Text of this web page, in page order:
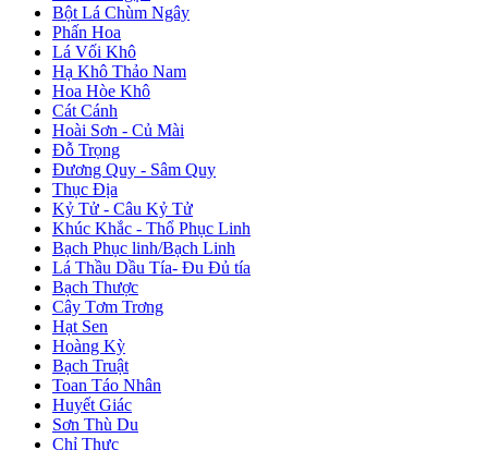
Bột Lá Chùm Ngây
Phấn Hoa
Lá Vối Khô
Hạ Khô Thảo Nam
Hoa Hòe Khô
Cát Cánh
Hoài Sơn - Củ Mài
Đỗ Trọng
Đương Quy - Sâm Quy
Thục Địa
Kỷ Tử - Câu Kỷ Tử
Khúc Khắc - Thổ Phục Linh
Bạch Phục linh/Bạch Linh
Lá Thầu Dầu Tía- Đu Đủ tía
Bạch Thược
Cây Tơm Trơng
Hạt Sen
Hoàng Kỳ
Bạch Truật
Toan Táo Nhân
Huyết Giác
Sơn Thù Du
Chỉ Thực